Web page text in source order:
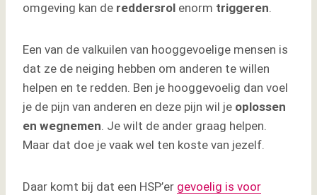
omgeving kan de reddersrol enorm triggeren.
Een van de valkuilen van hooggevoelige mensen is
dat ze de neiging hebben om anderen te willen
helpen en te redden. Ben je hooggevoelig dan voel
je de pijn van anderen en deze pijn wil je oplossen
en wegnemen. Je wilt de ander graag helpen.
Maar dat doe je vaak wel ten koste van jezelf.
Daar komt bij dat een HSP’er gevoelig is voor